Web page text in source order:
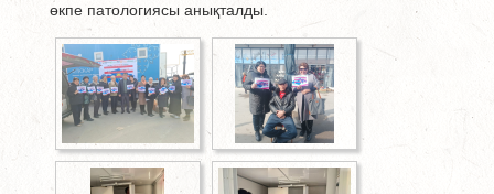
өкпе патологиясы анықталды.